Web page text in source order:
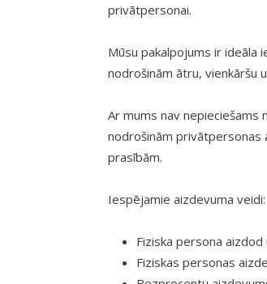
privātpersonai.
Mūsu pakalpojums ir ideāla
nodrošinām ātru, vienkāršu
Ar mums nav
nodrošinām privātpersonas
prasībām.
Iespējamie aizdevuma veidi:
Fiziska persona
Fiziskas personas